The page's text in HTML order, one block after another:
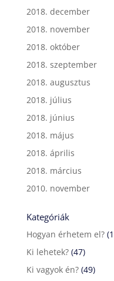
2018. december
2018. november
2018. október
2018. szeptember
2018. augusztus
2018. július
2018. június
2018. május
2018. április
2018. március
2010. november
Kategóriák
Hogyan érhetem el?
Ki lehetek?(47)
Ki vagyok én?(49)